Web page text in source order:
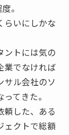
。
らいにしかな
ントには気の
業でなければ
サル会社のソ
てきた。
頼した、ある
ェクトで総額